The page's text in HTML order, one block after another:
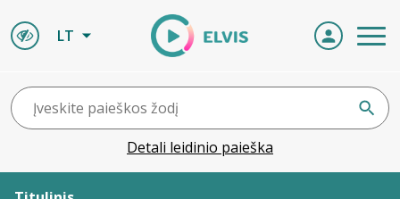
LT
Detali leidinio paieška